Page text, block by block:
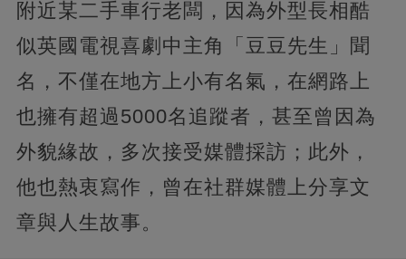
附近某二手車行老闆，因為外型長相酷
似英國電視喜劇中主角「豆豆先生」聞
名，不僅在地方上小有名氣，在網路上
也擁有超過5000名追蹤者，甚至曾因為
外貌緣故，多次接受媒體採訪；此外，
他也熱衷寫作，曾在社群媒體上分享文
章與人生故事。